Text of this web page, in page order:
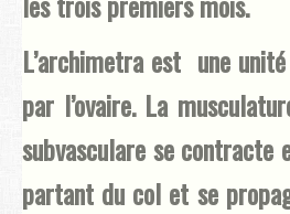
L’archimetra est une
par l’ovaire. La
subvasculare se contracte
partant du col et se